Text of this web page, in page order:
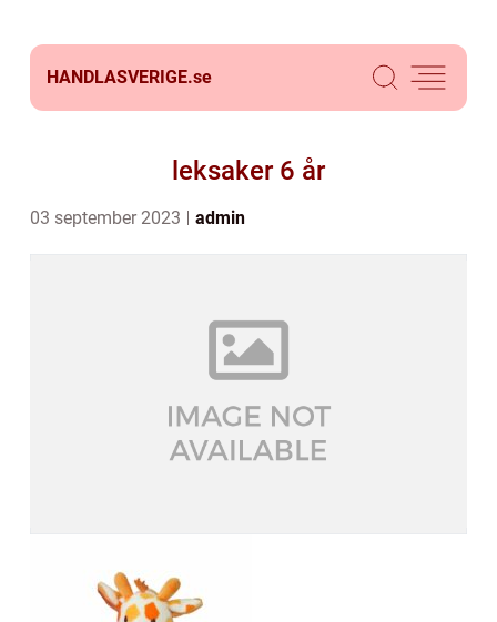
HANDLASVERIGE.se
leksaker 6 år
03 september 2023 admin